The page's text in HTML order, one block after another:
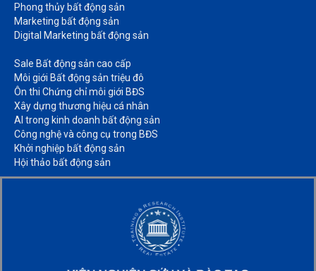
Phong thủy bất động sản​
Marketing bất động sản​
Digital Marketing bất động sản​
Sale Bất động sản cao cấp​
Môi giới Bất động sản triệu đô​
Ôn thi Chứng chỉ môi giới BĐS​
Xây dựng thương hiệu cá nhân​
AI trong kinh doanh bất động sản​
Công nghệ và công cụ trong BĐS​
Khởi nghiệp bất động sản​
Hội thảo bất động sản​